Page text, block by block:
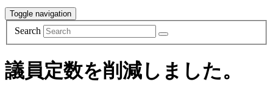
Toggle navigation
Search
議員定数を削減しました。